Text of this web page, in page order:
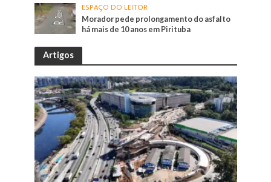
ESPAÇO DO LEITOR
Morador pede prolongamento do asfalto
há mais de 10 anos em Pirituba
Artigos